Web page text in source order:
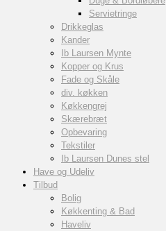
Servietringe
Drikkeglas
Kander
Ib Laursen Mynte
Kopper og Krus
Fade og Skåle
div. køkken
Køkkengrej
Skærebræt
Opbevaring
Tekstiler
Ib Laursen Dunes stel
Have og Udeliv
Tilbud
Bolig
Køkkenting & Bad
Haveliv